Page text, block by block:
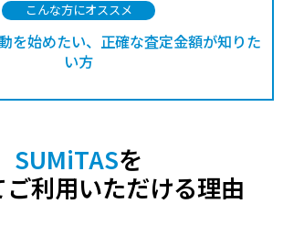
こんな方にオススメ
を始めたい、正確な査定金額が知りた
い方
SUMiTASを
利用いただける理由